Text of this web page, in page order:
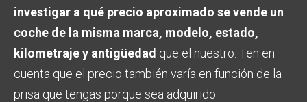
investigar a qué precio aproximado se vende un
coche de la misma marca, modelo, estado,
kilometraje y antigüedad que el nuestro. Ten en
cuenta que el precio también varía en función de la
prisa que tengas porque sea adquirido.